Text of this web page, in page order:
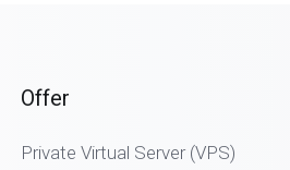
Offer
Private Virtual Server (VPS)